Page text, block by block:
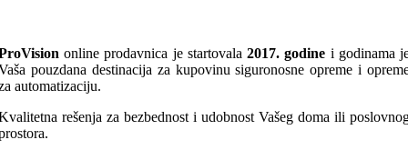
online prodavnica je startovala2017. godine i godinama
pouzdana destinacija za kupovinu siguronosne opreme i
automatizaciju.
rešenja za bezbednost i udobnost Vašeg doma ili